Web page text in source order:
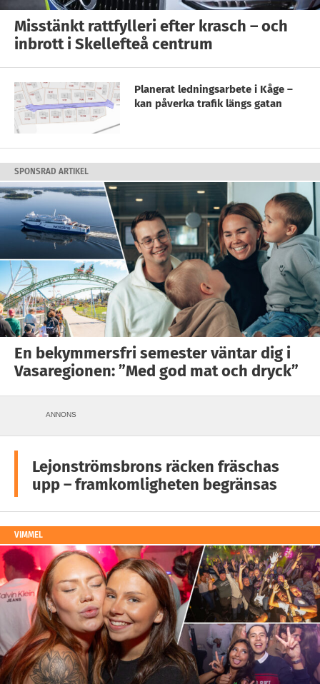
Misstänkt rattfylleri efter krasch – och
inbrott i Skellefteå centrum
Planerat ledningsarbete i Kåge –
kan påverka trafik längs gatan
SPONSRAD ARTIKEL
En bekymmersfri semester väntar dig i
Vasaregionen: ”Med god mat och dryck”
ANNONS
Lejonströmsbrons räcken fräschas
upp – framkomligheten begränsas
VIMMEL